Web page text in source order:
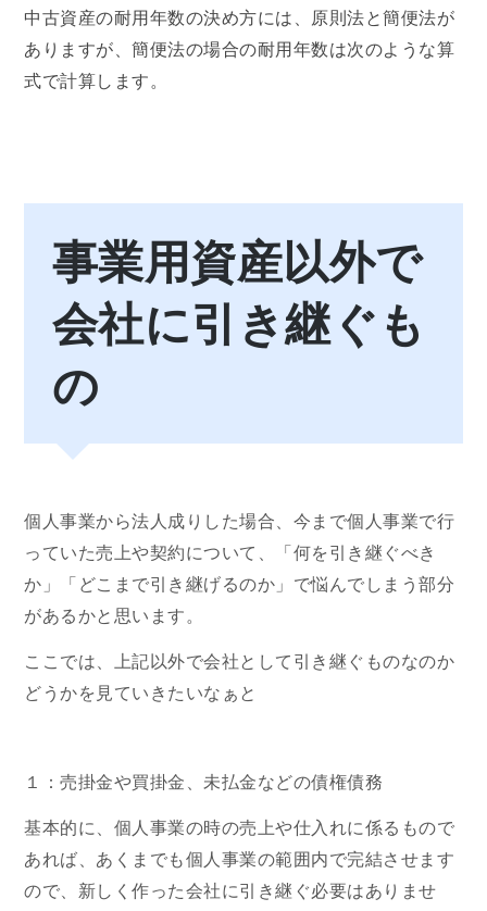
中古資産の耐用年数の決め方には、原則法と簡便法が
ありますが、簡便法の場合の耐用年数は次のような算
式で計算します。
事業用資産以外で
会社に引き継ぐも
の
個人事業から法人成りした場合、今まで個人事業で行
っていた売上や契約について、「何を引き継ぐべき
か」「どこまで引き継げるのか」で悩んでしまう部分
があるかと思います。
ここでは、上記以外で会社として引き継ぐものなのか
どうかを見ていきたいなぁと
１：売掛金や買掛金、未払金などの債権債務
基本的に、個人事業の時の売上や仕入れに係るもので
あれば、あくまでも個人事業の範囲内で完結させます
ので、新しく作った会社に引き継ぐ必要はありませ